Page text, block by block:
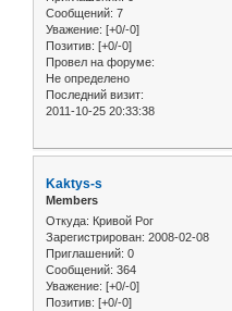
Сообщений: 7
Уважение: [+0/-0]
Позитив: [+0/-0]
Провел на форуме:
Не определено
Последний визит:
2011-10-25 20:33:38
Kaktys-s
Members
Откуда: Кривой Рог
Зарегистрирован: 2008-02-08
Приглашений: 0
Сообщений: 364
Уважение: [+0/-0]
Позитив: [+0/-0]